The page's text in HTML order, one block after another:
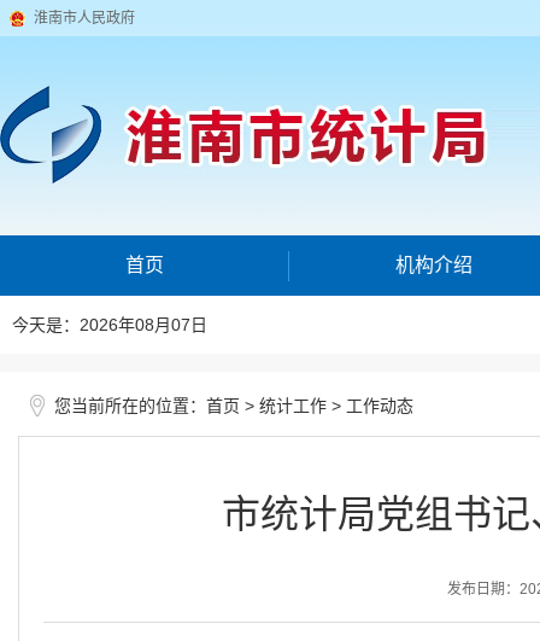
淮南市人民政府
首页 机构介绍
今天是：2026年08月07日
您当前所在的位置： 首页 > 统计工作 > 工作动态
市统计局党组书
发布日期：